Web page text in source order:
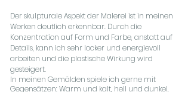
Der skulpturale Aspekt der Malerei ist in meinen
Werken deutlich erkennbar. Durch die
Konzentration auf Form und Farbe, anstatt auf
Details, kann ich sehr locker und energievoll
arbeiten und die plastische Wirkung wird
gesteigert.
In meinen Gemälden spiele ich gerne mit
Gegensätzen: Warm und kalt, hell und dunkel,